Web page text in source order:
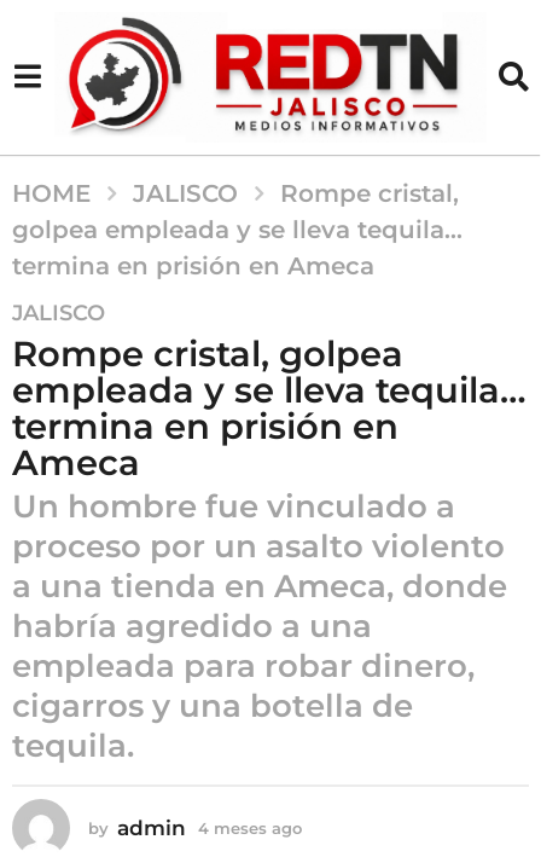
HOME JALISCO
Rompe cristal,
golpea empleada y se lleva tequila…
termina en prisión en Ameca
4
m
e
s
e
s
a
g
o
4
m
e
s
e
s
a
o
JALISCO
Rompe cristal, golpea
empleada y se lleva tequila…
termina en prisión en
Ameca
Un hombre fue vinculado a
proceso por un asalto violento
a una tienda en Ameca, donde
habría agredido a una
empleada para robar dinero,
cigarros y una botella de
tequila.
by admin 4 meses ago